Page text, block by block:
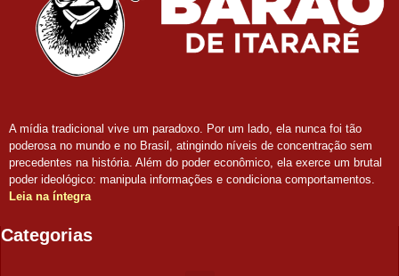
A mídia tradicional vive um paradoxo. Por um lado, ela nunca foi tão
poderosa no mundo e no Brasil, atingindo níveis de concentração sem
precedentes na história. Além do poder econômico, ela exerce um brutal
poder ideológico: manipula informações e condiciona comportamentos.
Leia na íntegra
Categorias